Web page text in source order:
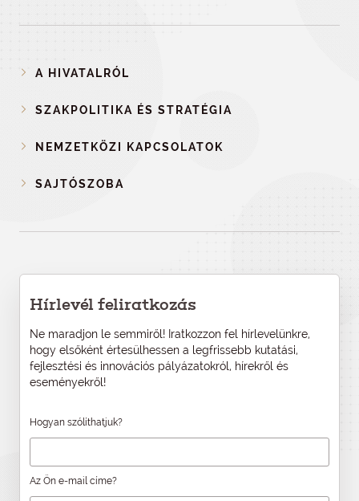
A HIVATALRÓL
SZAKPOLITIKA ÉS STRATÉGIA
NEMZETKÖZI KAPCSOLATOK
SAJTÓSZOBA
Hírlevél feliratkozás
Ne maradjon le semmiről! Iratkozzon fel hírlevelünkre,
hogy elsőként értesülhessen a legfrissebb kutatási,
fejlesztési és innovációs pályázatokról, hírekről és
eseményekről!
Hogyan szólíthatjuk?
Az Ön e-mail címe?